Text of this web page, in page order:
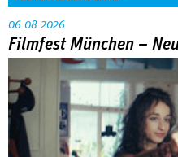
06.08.2026
Filmfest München –